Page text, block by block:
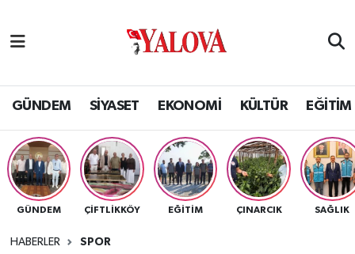
GÜNDEM SİYASET EKONOMİ KÜLTÜR EĞİTİM
GÜNDEM ÇİFTLİKKÖY EĞİTİM ÇINARCIK SAĞLIK
HABERLER SPOR
SİYASET
EKONOMİ
KÜLTÜR
Yalova Nöbetçi Eczaneler
Yalova Hava Durumu
Yalova Namaz Vakitleri
Yalova Trafik Yoğunluk Haritası